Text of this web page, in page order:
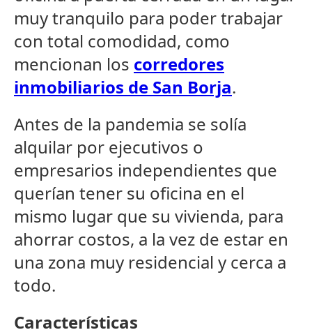
muy tranquilo para poder trabajar
con total comodidad, como
mencionan los corredores
inmobiliarios de San Borja.
Antes de la pandemia se solía
alquilar por ejecutivos o
empresarios independientes que
querían tener su oficina en el
mismo lugar que su vivienda, para
ahorrar costos, a la vez de estar en
una zona muy residencial y cerca a
todo.
Características